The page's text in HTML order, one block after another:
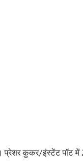
प्रेशर कुकर/इंस्टेंट पॉट